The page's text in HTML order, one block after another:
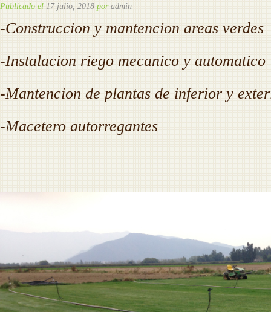
Publicado el 17 julio, 2018 por admin
-Construccion y mantencion areas verdes
-Instalacion riego mecanico y automatico
-Mantencion de plantas de inferior y
-Macetero autorregantes